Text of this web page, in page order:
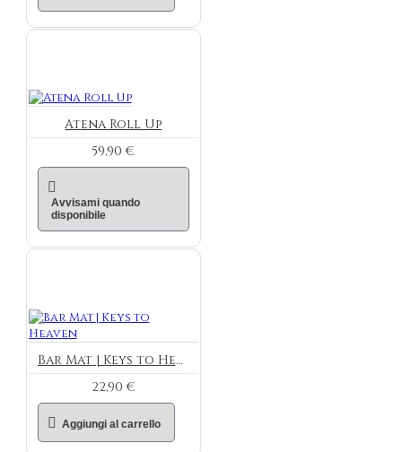
Atena Roll Up
59,90 €
Avvisami quando
disponibile
Bar Mat | Keys to Heaven
22,90 €
Aggiungi al carrello